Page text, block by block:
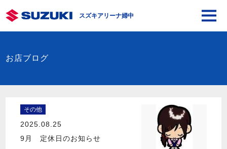
スズキアリーナ婦中
お店ブログ
その他
2025.08.25
9月 定休日のお知らせ